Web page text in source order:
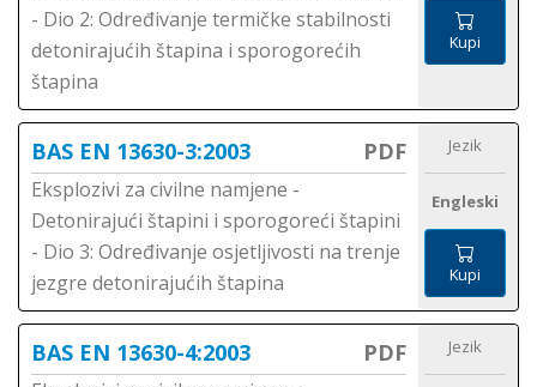
- Dio 2: Određivanje termičke stabilnosti
detonirajućih štapina i sporogorećih
štapina
Kupi
BAS EN 13630-3:2003 PDF
Eksplozivi za civilne namjene -
Detonirajući štapini i sporogoreći štapini
- Dio 3: Određivanje osjetljivosti na trenje
jezgre detonirajućih štapina
Jezik
Engleski
Kupi
BAS EN 13630-4:2003 PDF Jezik